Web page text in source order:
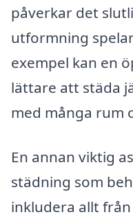
påverkar det
utformning
exempel kan en
lättare att städa
med många rum
En annan viktig
städning som
inkludera allt